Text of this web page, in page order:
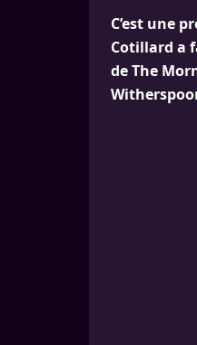
C’est une
Cotillard a
de The